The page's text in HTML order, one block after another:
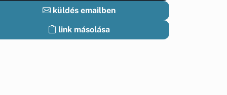
küldés emailben
link másolása